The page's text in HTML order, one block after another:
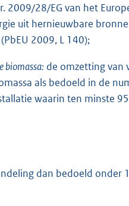
2009/28/EG van het
uit hernieuwbare
2009, L 140);
biomassa: de omzetting van
als bedoeld in de
waarin ten minste
dan bedoeld onder